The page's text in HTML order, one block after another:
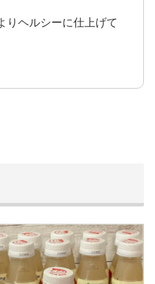
りヘルシーに仕上げて